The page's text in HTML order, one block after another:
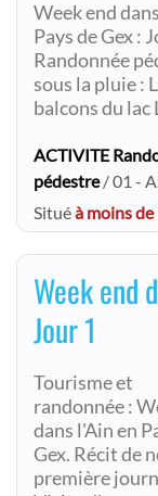
Week end
Pays de Gex :
Randonnée
sous la pluie :
balcons du lac
ACTIVITE
pédestre/ 01 -
Situéà moins
Week end
Jour 1
Tourisme et
randonnée :
dans l'Ain en
Gex. Récit de
première